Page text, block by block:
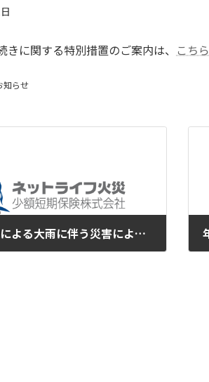
きに関する特別措置のご案内は、 こち
知らせ
低気圧と前線による大雨に伴う災害により、被災された皆様に心からお見舞い申し上げます。